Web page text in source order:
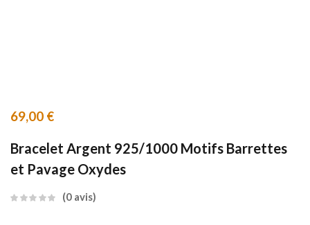
69,00 €
Bracelet Argent 925/1000 Motifs Barrettes
et Pavage Oxydes
0 avis